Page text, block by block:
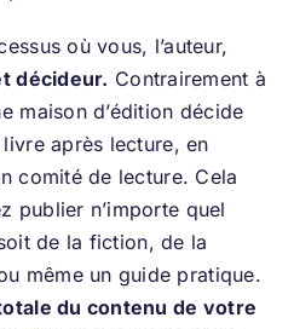
où vous, l’auteur,
décideur. Contrairement à
maison d’édition décide
après lecture, en
comité de lecture. Cela
publier n’importe quel
de la fiction, de la
même un guide pratique.
du contenu de votre